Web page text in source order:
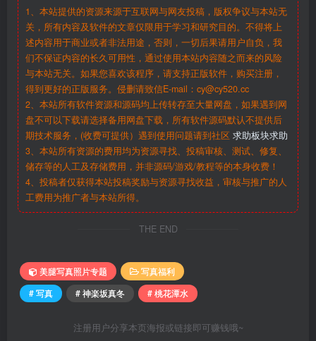
1、本站提供的资源来源于互联网与网友投稿，版权争议与本站无
关，所有内容及软件的文章仅限用于学习和研究目的。不得将上
述内容用于商业或者非法用途，否则，一切后果请用户自负，我
们不保证内容的长久可用性，通过使用本站内容随之而来的风险
与本站无关。如果您喜欢该程序，请支持正版软件，购买注册，
得到更好的正版服务。侵删请致信E-mail：cy@cy520.cc
2、本站所有软件资源和源码均上传转存至大量网盘，如果遇到网
盘不可以下载请选择备用网盘下载，所有软件源码默认不提供后
期技术服务，(收费可提供）遇到使用问题请到社区 求助板块求助
3、本站所有资源的费用均为资源寻找、投稿审核、测试、修复、
储存等的人工及存储费用，并非源码/游戏/教程等的本身收费！
4、投稿者仅获得本站投稿奖励与资源寻找收益，审核与推广的人
工费用为推广者与本站所得。
THE END
美腿写真照片专题
写真福利
# 写真
# 神楽坂真冬 # 桃花潭水
注册用户分享本页海报或链接即可赚钱哦~